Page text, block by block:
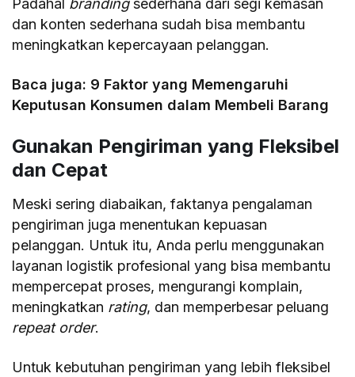
Padahal brandingsederhana dari segi kemasan
dan konten sederhana sudah bisa membantu
meningkatkan kepercayaan pelanggan.
Baca juga: 9 Faktor yang Memengaruhi
Keputusan Konsumen dalam Membeli Barang
Gunakan Pengiriman yang Fleksibel
dan Cepat
Meski sering diabaikan, faktanya pengalaman
pengiriman juga menentukan kepuasan
pelanggan. Untuk itu, Anda perlu menggunakan
layanan logistik profesional yang bisa membantu
mempercepat proses, mengurangi komplain,
meningkatkan rating, dan memperbesar peluang
repeat order.
Untuk kebutuhan pengiriman yang lebih fleksibel